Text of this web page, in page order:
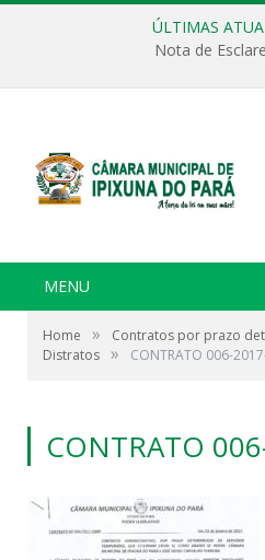
ÚLTIMAS
Nota de
MENU
Home »
Contratos por prazo
Distratos » CONTRATO 006-
CONTRATO